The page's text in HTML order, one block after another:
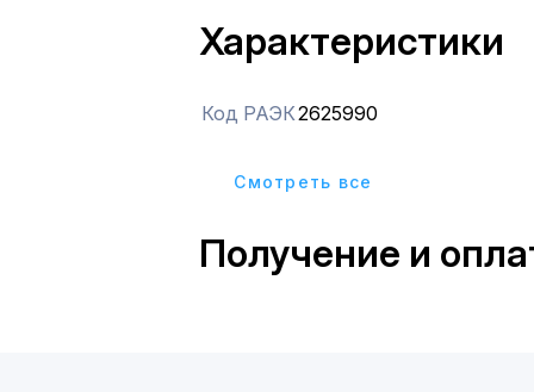
Характеристики
Код РАЭК2625990
Cмотреть все
Получение и